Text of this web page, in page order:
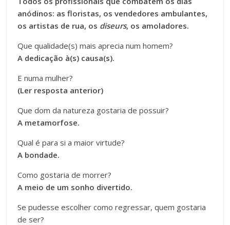
anódinos: as floristas, os vendedores ambulantes,
os artistas de rua, os diseurs, os amoladores.
Que qualidade(s) mais aprecia num homem?
A dedicação à(s) causa(s).
E numa mulher?
(Ler resposta anterior)
Que dom da natureza gostaria de possuir?
A metamorfose.
Qual é para si a maior virtude?
A bondade.
Como gostaria de morrer?
A meio de um sonho divertido.
Se pudesse escolher como regressar, quem gostaria
de ser?